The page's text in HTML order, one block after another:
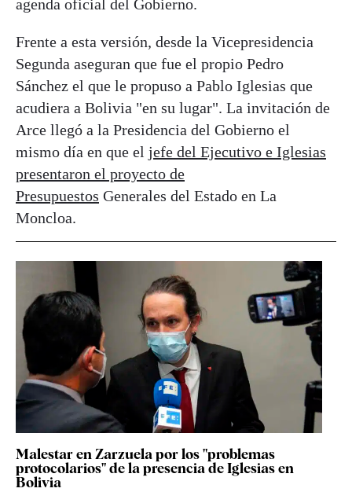
agenda oficial del Gobierno.
Frente a esta versión, desde la Vicepresidencia
Segunda aseguran que fue el propio Pedro
Sánchez el que le propuso a Pablo Iglesias que
acudiera a Bolivia "en su lugar". La invitación de
Arce llegó a la Presidencia del Gobierno el
mismo día en que el jefe del Ejecutivo e Iglesias
presentaron el proyecto de
Presupuestos Generales del Estado en La
Moncloa.
Malestar en Zarzuela por los "problemas
protocolarios" de la presencia de Iglesias en
Bolivia